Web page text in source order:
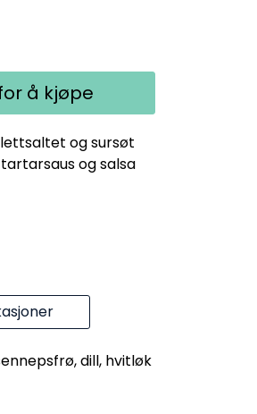
å kjøpe
og sursøt
og salsa
dill, hvitløk